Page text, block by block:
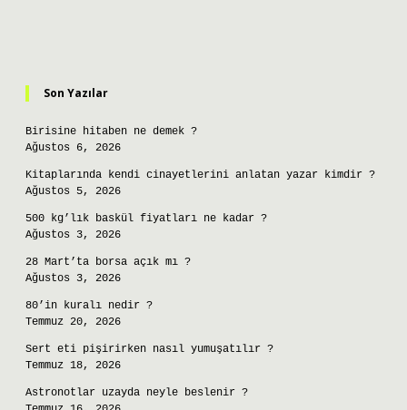
Son Yazılar
Birisine hitaben ne demek ?
Ağustos 6, 2026
Kitaplarında kendi cinayetlerini anlatan yazar kimdir ?
Ağustos 5, 2026
500 kg’lık baskül fiyatları ne kadar ?
Ağustos 3, 2026
28 Mart’ta borsa açık mı ?
Ağustos 3, 2026
80’in kuralı nedir ?
Temmuz 20, 2026
Sert eti pişirirken nasıl yumuşatılır ?
Temmuz 18, 2026
Astronotlar uzayda neyle beslenir ?